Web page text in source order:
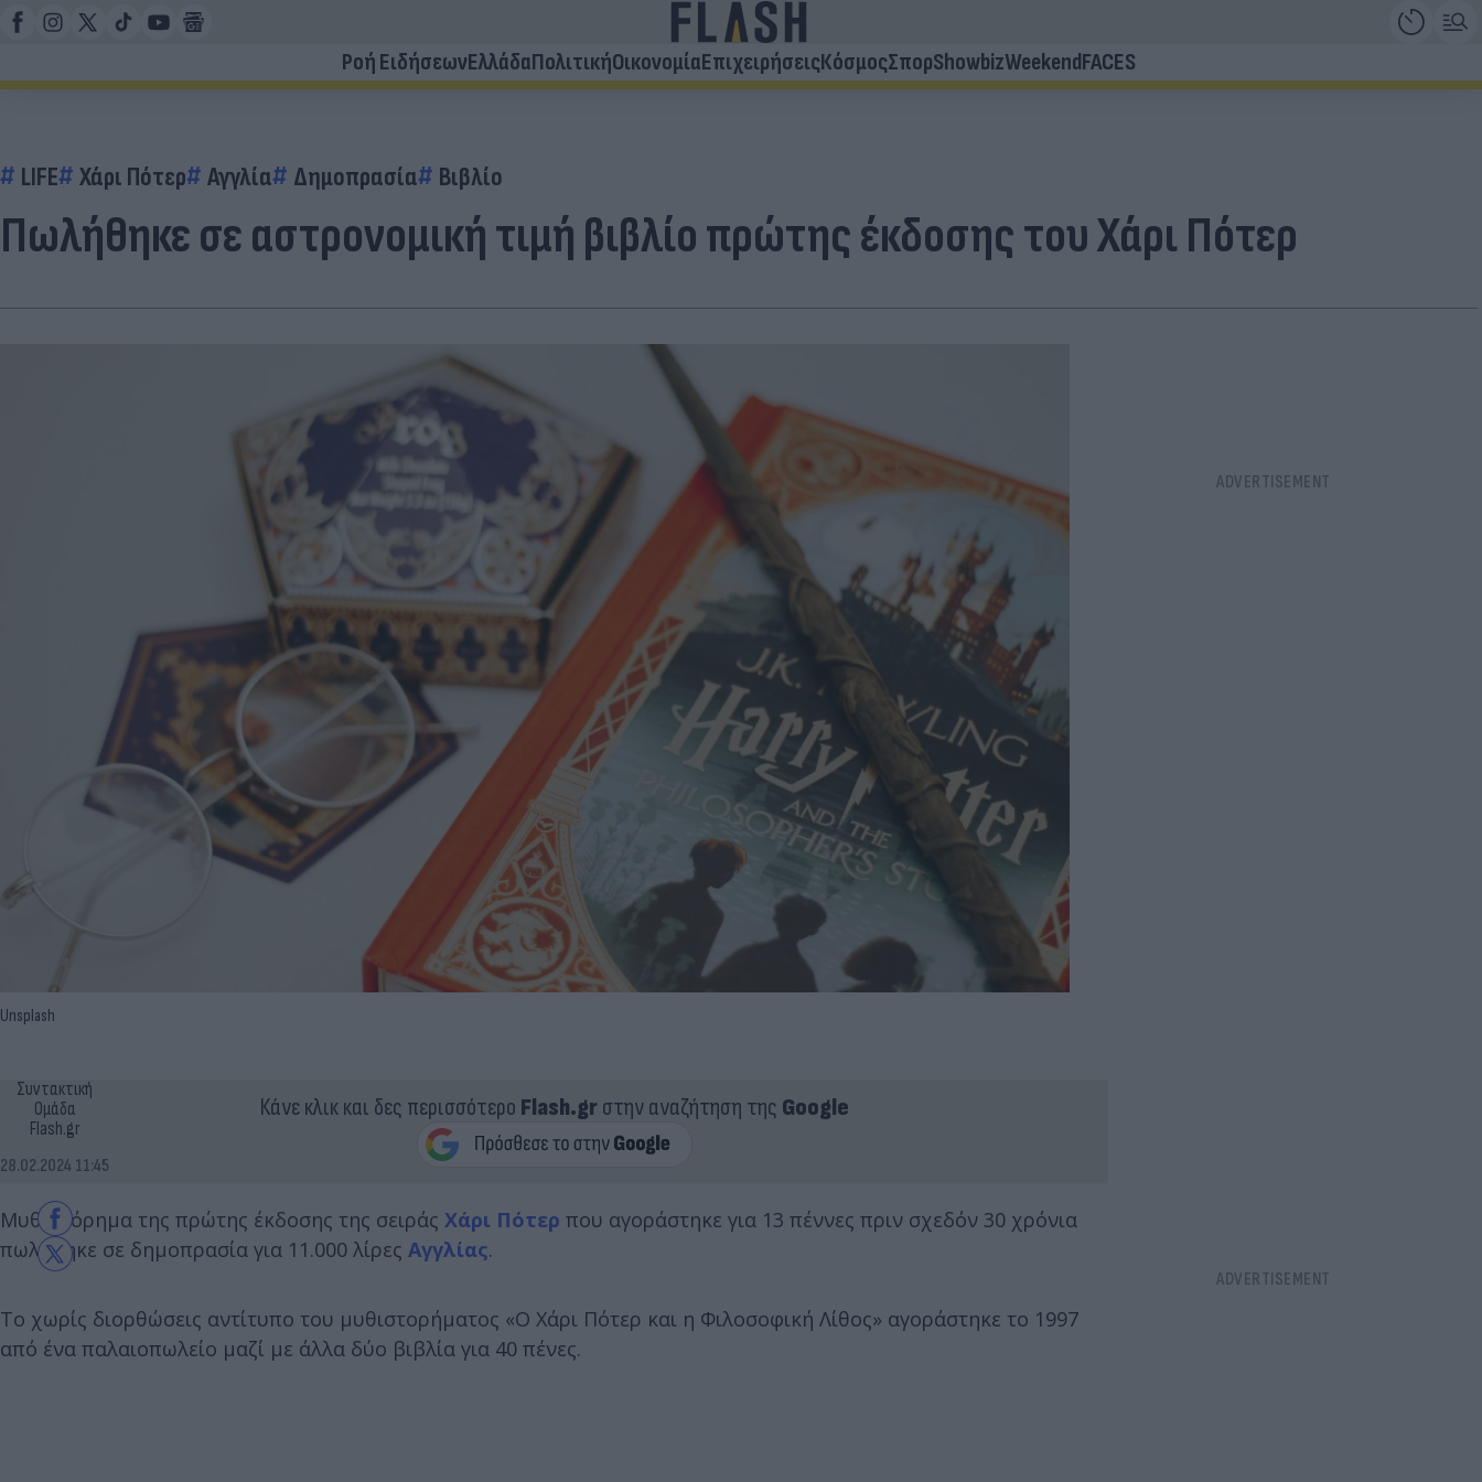
Ροή ΕιδήσεωνΕλλάδαΠολιτικήΟικονομίαΕπιχειρήσειςΚόσμοςΣπορShowbizWeekendFACES
LIFE Χάρι Πότερ Αγγλία Δημοπρασία Βιβλίο
Πωλήθηκε σε αστρονομική τιμή βιβλίο πρώτης έκδοσης του Χάρι Πότερ
Unsplash
Συντακτική
Ομάδα
Flash.gr
28.02.2024 11:45
Κάνε κλικ και δες περισσότερο Flash.grστην αναζήτηση της Google
Μυθιστόρημα της πρώτης έκδοσης της σειράς Χάρι Πότερ που αγοράστηκε για 13 πέννες πριν σχεδόν 30 χρόνια
πωλήθηκε σε δημοπρασία για 11.000 λίρες Αγγλίας.
Το χωρίς διορθώσεις αντίτυπο του μυθιστορήματος «Ο Χάρι Πότερ και η Φιλοσοφική Λίθος» αγοράστηκε το 1997
από ένα παλαιοπωλείο μαζί με άλλα δύο βιβλία για 40 πένες.